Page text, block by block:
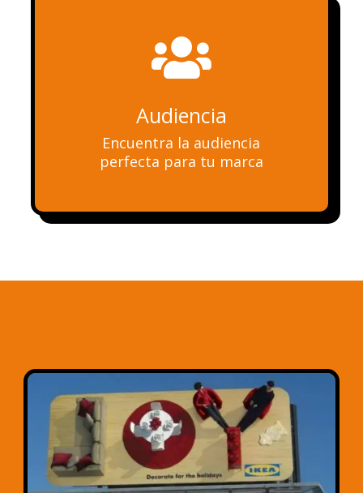

Audiencia
Encuentra la audiencia
perfecta para tu marca